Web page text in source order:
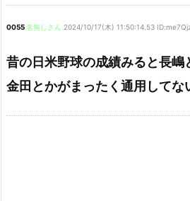
0055名無しさん 2024/10/17(木) 11:50:14.53
昔の日米野球の成績みると長嶋
金田とかがまったく通用してな